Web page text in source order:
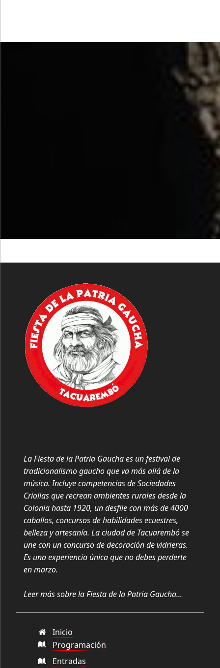
La Fiesta de la Patria Gaucha es un festival de
tradicionalismo gaucho que va más allá de la
música. Incluye competencias de Sociedades
Criollas que recrean ambientes rurales desde la
Colonia hasta 1920, un desfile con más de 4000
caballos, concursos de habilidades ecuestres,
belleza y artesanía. La ciudad de Tacuarembó se
une con un concurso de decoración de vidrieras.
Es una experiencia única que no debes perderte
en marzo.
Leer más sobre la Fiesta de la Patria Gaucha...
Inicio
Programación
Entradas